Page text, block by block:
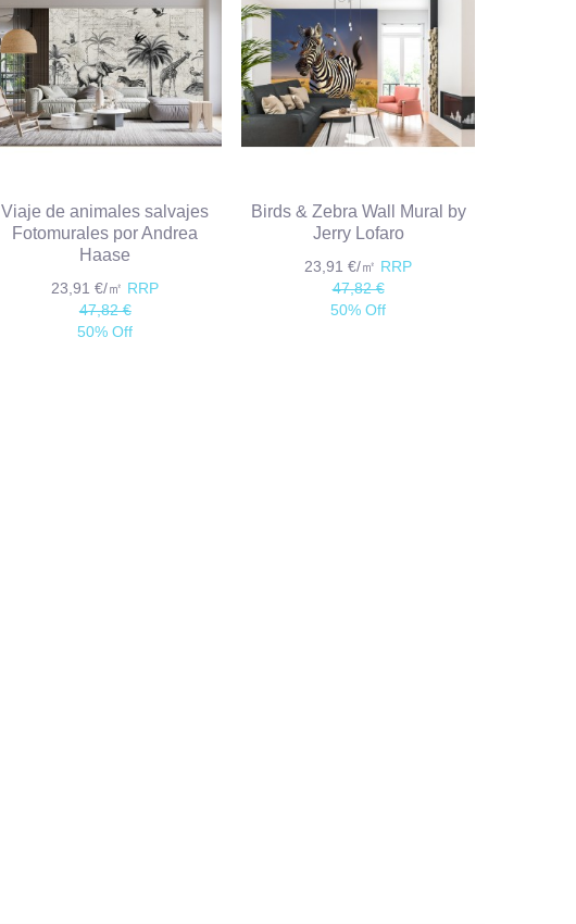
Viaje de animales salvajes
Fotomurales por Andrea
Haase
23,91 €/㎡ RRP
47,82 €
50% Off
Birds & Zebra Wall Mural by
Jerry Lofaro
23,91 €/㎡ RRP
47,82 €
50% Off